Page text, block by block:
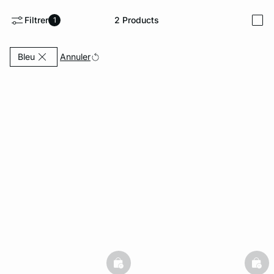
Filtrer 1 2 Products
BleuCurrently Refined by Couleurs: Bleu
Annuler
basketfull